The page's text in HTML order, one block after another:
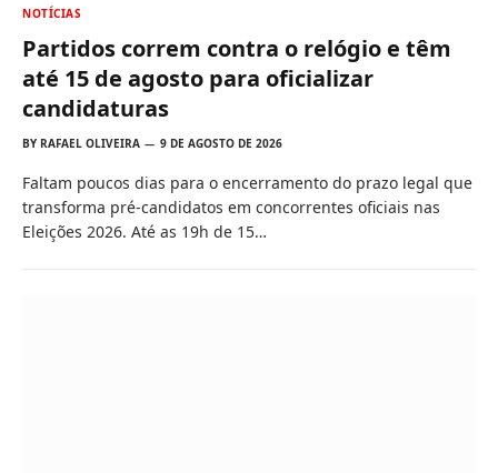
NOTÍCIAS
Partidos correm contra o relógio e têm
até 15 de agosto para oficializar
candidaturas
BY RAFAEL OLIVEIRA 9 DE AGOSTO DE 2026
Faltam poucos dias para o encerramento do prazo legal que
transforma pré-candidatos em concorrentes oficiais nas
Eleições 2026. Até as 19h de 15…